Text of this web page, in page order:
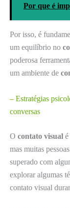
Por que é
Por isso, é
um equilíbrio no
poderosa
um ambiente de
– Estratégias
conversas
O contato visual
mas muitas
superado com
explorar algumas
contato visual